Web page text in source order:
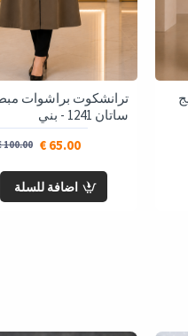
ترانشكوت براشوات
ساتان 1241 - بني
65.00 €
100.00 €
اضافة للسلة